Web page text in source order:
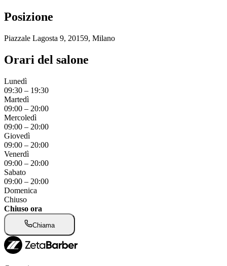
Posizione
Piazzale Lagosta 9, 20159, Milano
Orari del salone
Lunedì
09:30 – 19:30
Martedì
09:00 – 20:00
Mercoledì
09:00 – 20:00
Giovedì
09:00 – 20:00
Venerdì
09:00 – 20:00
Sabato
09:00 – 20:00
Domenica
Chiuso
Chiuso ora
Chiama